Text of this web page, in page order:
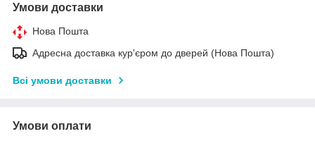
Умови доставки
Нова Пошта
Адресна доставка кур'єром до дверей (Нова Пошта)
Всі умови доставки
Умови оплати